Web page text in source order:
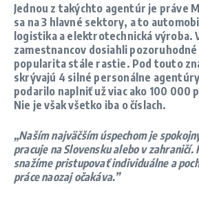
Jednou z takýchto agentúr je práve
sa na 3 hlavné sektory, a to
logistika a elektrotechnická výroba.
zamestnancov dosiahli pozoruhodné
popularita stále rastie. Pod touto
skrývajú 4 silné personálne
podarilo naplniť už viac ako 100 000
Nie je však všetko iba o číslach.
„Naším najväčším úspechom je
pracuje na Slovensku alebo v zahraničí.
snažíme pristupovať individuálne a
práce naozaj očakáva.”